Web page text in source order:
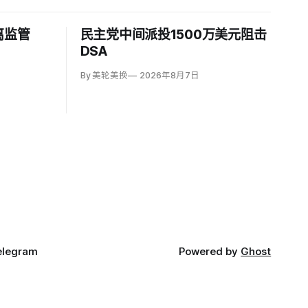
监管
民主党中间派投1500万美元阻击
DSA
By 美轮美换 2026年8月7日
Powered by Ghost